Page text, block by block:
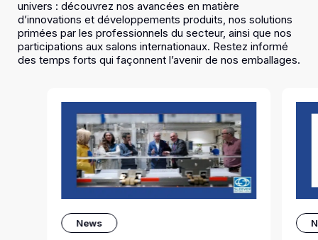
univers : découvrez nos avancées en matière
d’innovations et développements produits, nos solutions
primées par les professionnels du secteur, ainsi que nos
participations aux salons internationaux. Restez informé
des temps forts qui façonnent l’avenir de nos emballages.
News